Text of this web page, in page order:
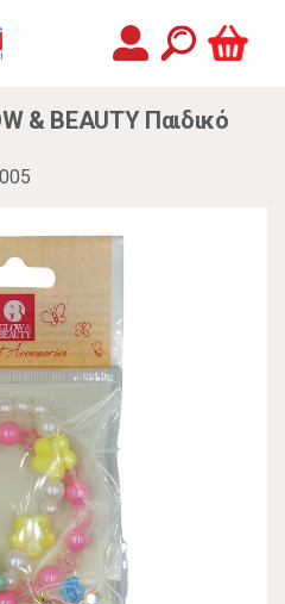
& BEAUTY Παιδικό